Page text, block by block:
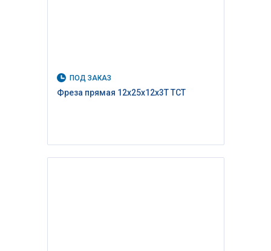
ПОД ЗАКАЗ
Фреза прямая 12x25x12x3T TCT